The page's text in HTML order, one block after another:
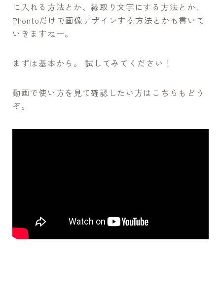
に入れる方法とか、縁取り文字にする方法とか、
Phontoだけで画像デザインする方法とかも書いて
いきますねー。
まずは基本から。 試してみてください！
動画で使い方を見て確認したい方はこちらもどう
ぞ。